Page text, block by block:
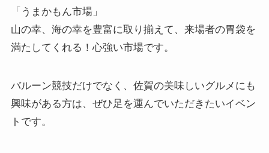
「うまかもん市場」
山の幸、海の幸を豊富に取り揃えて、来場者の胃袋を
満たしてくれる！心強い市場です。
バルーン競技だけでなく、佐賀の美味しいグルメにも
興味がある方は、ぜひ足を運んでいただきたいイベン
トです。